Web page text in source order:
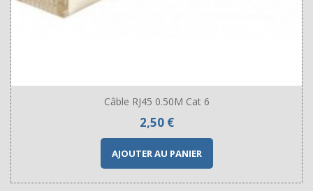
Câble RJ45 0.50M Cat 6
Prix
2,50 €
AJOUTER AU PANIER